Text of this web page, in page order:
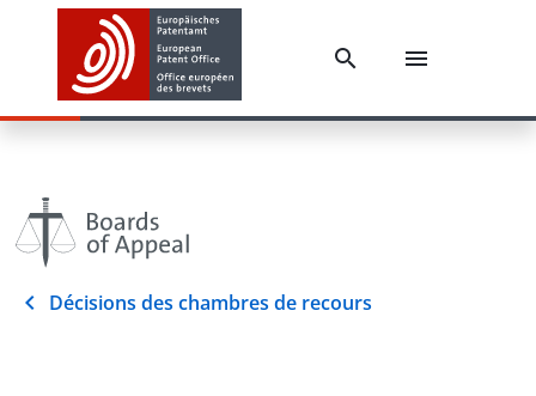
Décisions des chambres de recours